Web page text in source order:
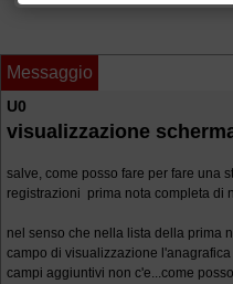
Messaggio
U0
visualizzazione
salve, come posso fare per fare una
registrazioni prima nota completa di
nel senso che nella lista della prima
campo di visualizzazione
campi aggiuntivi non c'e...come